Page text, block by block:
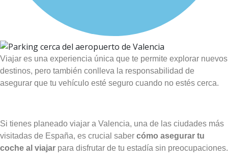
Viajar es una experiencia única que te permite explorar nuevos
destinos, pero también conlleva la responsabilidad de
asegurar que tu vehículo esté seguro cuando no estés cerca.
Si tienes planeado viajar a Valencia, una de las ciudades más
visitadas de España, es crucial saber cómo asegurar tu
coche al viajar para disfrutar de tu estadía sin preocupaciones.